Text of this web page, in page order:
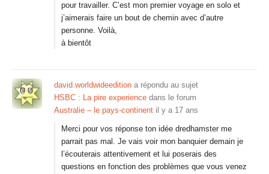
pour travailler. C’est mon premier voyage en solo et
j’aimerais faire un bout de chemin avec d’autre
personne. Voilà,
à bientôt
david.worldwideedition a répondu au sujet
HSBC : La pire experience dans le forum
Australie – le pays-continent il y a 17 ans
Merci pour vos réponse ton idée dredhamster me
parrait pas mal. Je vais voir mon banquier demain je
l’écouterais attentivement et lui poserais des
questions en fonction des problèmes que vous venez